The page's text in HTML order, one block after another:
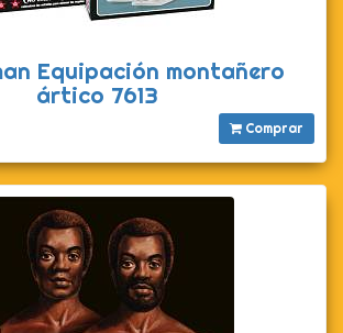
Equipación montañero
ártico 7613
Comprar